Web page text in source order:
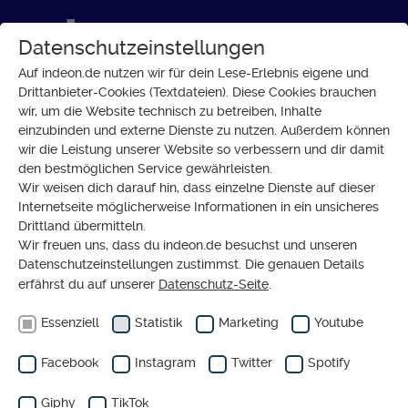
GESELLSCHAFT
Katastrophales Hochwasser in
Büdingen – Was bleibt?
Datenschutzeinstellungen
Auf indeon.de nutzen wir für dein Lese-Erlebnis eigene und
Drittanbieter-Cookies (Textdateien). Diese Cookies brauchen
wir, um die Website technisch zu betreiben, Inhalte
einzubinden und externe Dienste zu nutzen. Außerdem können
wir die Leistung unserer Website so verbessern und dir damit
den bestmöglichen Service gewährleisten.
Wir weisen dich darauf hin, dass einzelne Dienste auf dieser
Internetseite möglicherweise Informationen in ein unsicheres
Drittland übermitteln.
Wir freuen uns, dass du indeon.de besuchst und unseren
Datenschutzeinstellungen zustimmst. Die genauen Details
erfährst du auf unserer Datenschutz-Seite
Essenziell Statistik Marketing Youtube
Facebook Instagram Twitter Spotify
Giphy TikTok